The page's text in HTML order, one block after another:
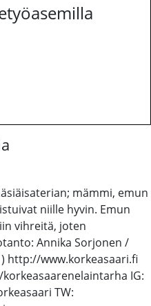
mämmi, emun
niille hyvin. Emun
vihreitä, joten
Annika Sorjonen /
http://www.korkeasaari.fi
IG:
TW: